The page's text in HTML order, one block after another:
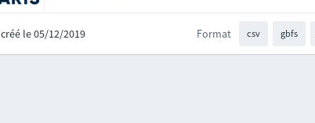
créé le 05/12/2019 Format csv gbfs